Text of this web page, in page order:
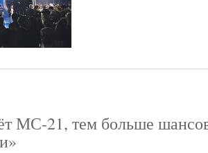
МС-21, тем больше